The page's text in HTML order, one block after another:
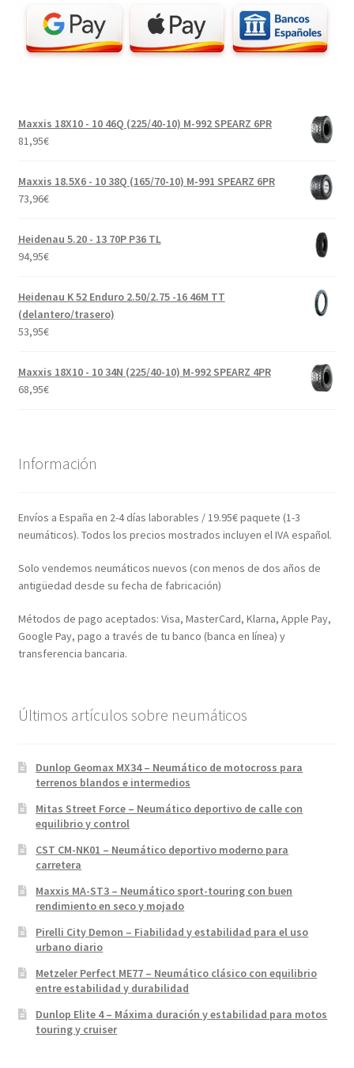
Maxxis 18X10 - 10 46Q (225/40-10) M-992 SPEARZ 6PR
81,95€
Maxxis 18.5X6 - 10 38Q (165/70-10) M-991 SPEARZ 6PR
73,96€
Heidenau 5.20 - 13 70P P36 TL
94,95€
Heidenau K 52 Enduro 2.50/2.75 -16 46M TT
(delantero/trasero)
53,95€
Maxxis 18X10 - 10 34N (225/40-10) M-992 SPEARZ 4PR
68,95€
Información
Envíos a España en 2-4 días laborables / 19.95€ paquete (1-3
neumáticos). Todos los precios mostrados incluyen el IVA español.
Solo vendemos neumáticos nuevos (con menos de dos años de
antigüedad desde su fecha de fabricación)
Métodos de pago aceptados: Visa, MasterCard, Klarna, Apple Pay,
Google Pay, pago a través de tu banco (banca en línea) y
transferencia bancaria.
Últimos artículos sobre neumáticos
Dunlop Geomax MX34 – Neumático de motocross para
terrenos blandos e intermedios
Mitas Street Force – Neumático deportivo de calle con
equilibrio y control
CST CM-NK01 – Neumático deportivo moderno para
carretera
Maxxis MA-ST3 – Neumático sport-touring con buen
rendimiento en seco y mojado
Pirelli City Demon – Fiabilidad y estabilidad para el uso
urbano diario
Metzeler Perfect ME77 – Neumático clásico con equilibrio
entre estabilidad y durabilidad
Dunlop Elite 4 – Máxima duración y estabilidad para motos
touring y cruiser